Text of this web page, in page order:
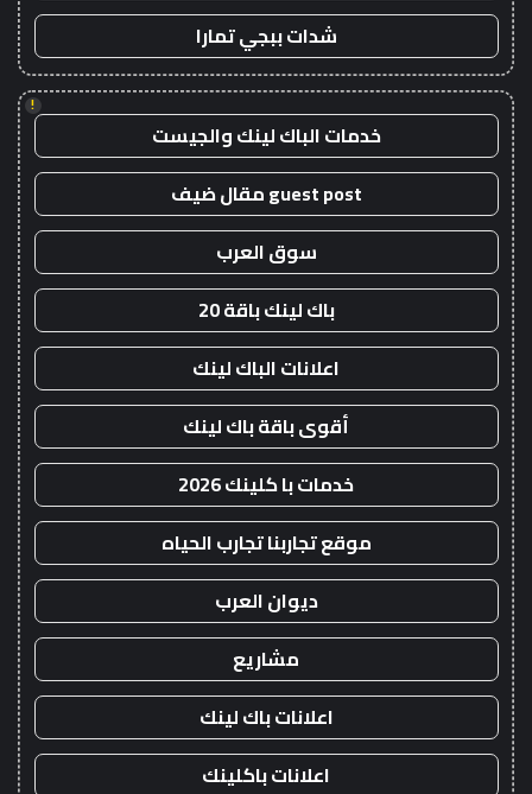
شدات ببجي تمارا
!
خدمات الباك لينك والجيست
guest post مقال ضيف
سوق العرب
باك لينك باقة 20
اعلانات الباك لينك
أقوى باقة باك لينك
خدمات با كلينك 2026
موقع تجاربنا تجارب الحياه
ديوان العرب
مشاريع
اعلانات باك لينك
اعلانات باكلينك